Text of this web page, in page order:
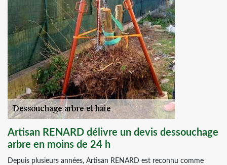
Artisan RENARD délivre un devis dessouchage
arbre en moins de 24 h
Depuis plusieurs années, Artisan RENARD est reconnu comme